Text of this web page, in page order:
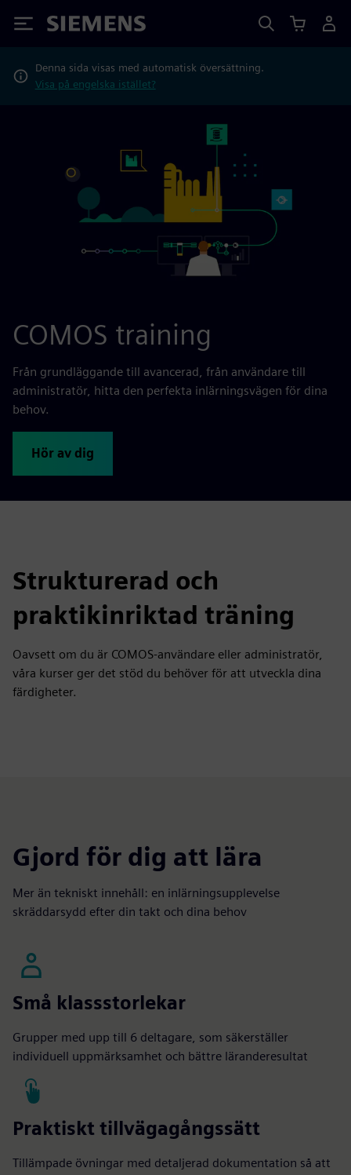
Siemens
Denna sida visas med automatisk översättning.
Visa på engelska istället?
COMOS training
Från grundläggande till avancerad, från användare till
administratör, hitta den perfekta inlärningsvägen för dina
behov.
Hör av dig
Strukturerad och
praktikinriktad träning
Oavsett om du är COMOS-användare eller administratör,
våra kurser ger det stöd du behöver för att utveckla dina
färdigheter.
Gjord för dig att lära
Mer än tekniskt innehåll: en inlärningsupplevelse
skräddarsydd efter din takt och dina behov
Små klassstorlekar
Grupper med upp till 6 deltagare, som säkerställer
individuell uppmärksamhet och bättre läranderesultat
Praktiskt tillvägagångssätt
Tillämpade övningar med detaljerad dokumentation så att